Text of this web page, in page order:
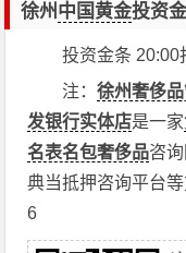
徐州 中国黄金投资
投资金条 20:00
注：徐州奢侈
发银行实体店是一家
名表名包奢侈品咨
典当抵押咨询平台
6